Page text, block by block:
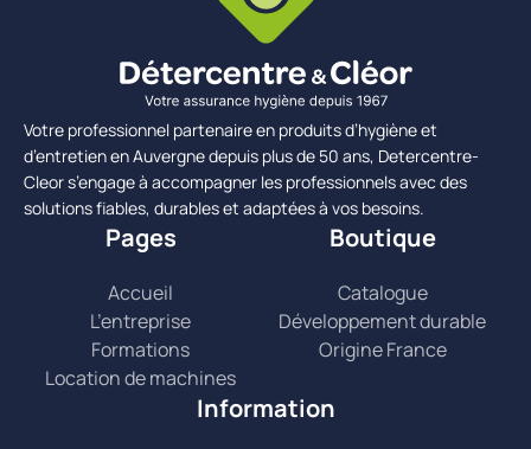
Votre professionnel partenaire en produits d’hygiène et
d’entretien en Auvergne depuis plus de 50 ans, Detercentre-
Cleor s’engage à accompagner les professionnels avec des
solutions fiables, durables et adaptées à vos besoins.
Pages
Accueil
L’entreprise
Formations
Location de machines
Boutique
Catalogue
Développement durable
Origine France
Information